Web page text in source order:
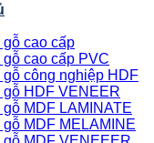
cao cấp
cao cấp PVC
công nghiệp HDF
HDF VENEER
MDF LAMINATE
MDF MELAMINE